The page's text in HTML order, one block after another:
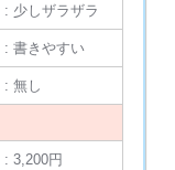
: 少しザラザラ
: 書きやすい
: 無し
: 3,200円